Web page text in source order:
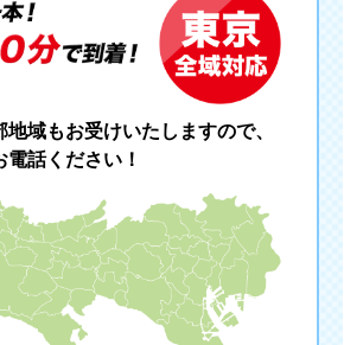
地域もお受けいたしますので、
電話ください！